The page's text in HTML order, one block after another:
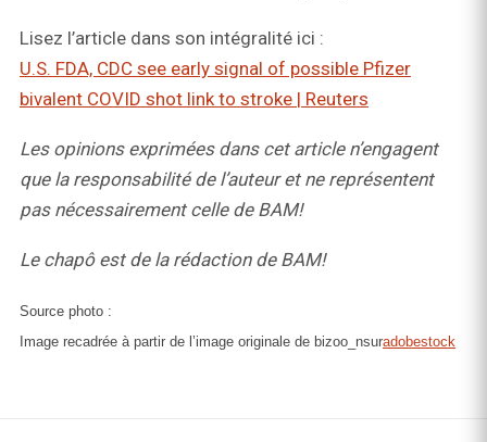
Lisez l’article dans son intégralité ici :
U.S. FDA, CDC see early signal of possible Pfizer
bivalent COVID shot link to stroke | Reuters
Les opinions exprimées dans cet article n’engagent
que la responsabilité de l’auteur et ne représentent
pas nécessairement celle de BAM!
Le chapô est de la rédaction de BAM!
Source photo :
Image recadrée à partir de l’image originale de bizoo_nsuradobestock